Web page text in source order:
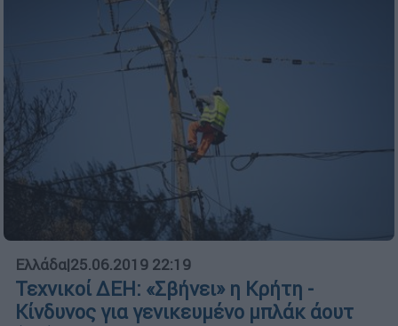
Ελλάδα|25.06.2019 22:19
Τεχνικοί ΔΕΗ: «Σβήνει» η Κρήτη -
Κίνδυνος για γενικευμένο μπλάκ άουτ